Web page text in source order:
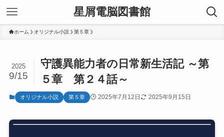
星屑電脳図書館
ホーム オリジナル小説 第５章
守護異能力者の日常新生活記 ～第
５章 第２４話～
2025
9/15
オリジナル小説 第５章 2025年7月12日 2025年9月15日